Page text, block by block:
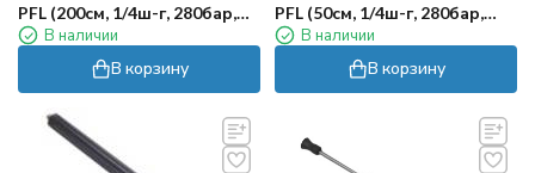
PFL (200см, 1/4ш-г, 280бар,
оцинк, термо, изогн) PA
В наличии
В корзину
PFL (50см, 1/4ш-г, 280бар,
оцинк, термо, изогн) PA
В наличии
В корзину